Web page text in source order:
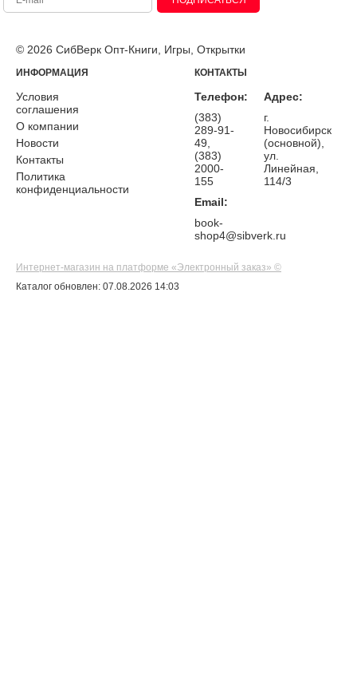
© 2026 СибВерк Опт-Книги, Игры, Открытки
ИНФОРМАЦИЯ
Условия
соглашения
О компании
Новости
Контакты
Политика
конфиденциальности
КОНТАКТЫ
Телефон:
(383)
289-91-
49,
(383)
2000-
155
Email:
book-
shop4@sibverk.ru
Адрес:
г.
Новосибирск
(основной),
ул.
Линейная,
114/3
Интернет-магазин на платформе «Электронный заказ» ©
Каталог обновлен: 07.08.2026 14:03